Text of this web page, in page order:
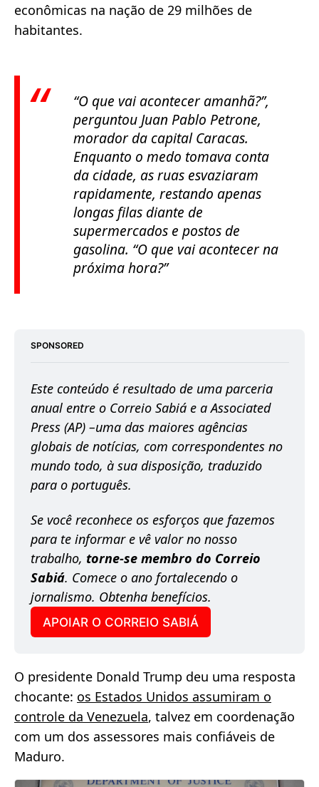
econômicas na nação de 29 milhões de
habitantes.
“O que vai acontecer amanhã?”,
perguntou Juan Pablo Petrone,
morador da capital Caracas.
Enquanto o medo tomava conta
da cidade, as ruas esvaziaram
rapidamente, restando apenas
longas filas diante de
supermercados e postos de
gasolina. “O que vai acontecer na
próxima hora?”
SPONSORED
Este conteúdo é resultado de uma parceria
anual entre o Correio Sabiá e a Associated
Press (AP) –uma das maiores agências
globais de notícias, com correspondentes no
mundo todo, à sua disposição, traduzido
para o português.
Se você reconhece os esforços que fazemos
para te informar e vê valor no nosso
trabalho, torne-se membro do Correio
Sabiá. Comece o ano fortalecendo o
jornalismo. Obtenha benefícios.
APOIAR O CORREIO SABIÁ
O presidente Donald Trump deu uma resposta
chocante: os Estados Unidos assumiram o
controle da Venezuela, talvez em coordenação
com um dos assessores mais confiáveis de
Maduro.